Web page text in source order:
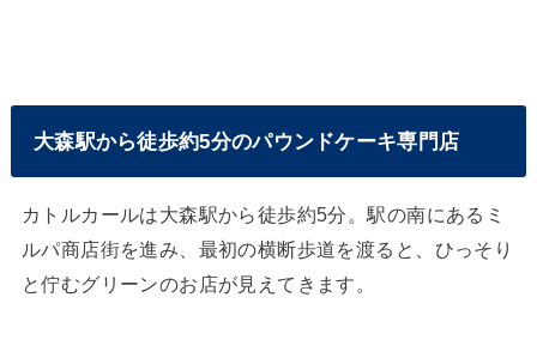
大森駅から徒歩約5分のパウンドケーキ専門店
カトルカールは大森駅から徒歩約5分。駅の南にあるミ
ルパ商店街を進み、最初の横断歩道を渡ると、ひっそり
と佇むグリーンのお店が見えてきます。